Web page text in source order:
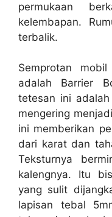
permukaan
kelembapan.
terbalik.
Semprotan
adalah Barrier
tetesan ini
mengering
ini memberikan
dari karat dan
Teksturnya
kalengnya. Itu
yang sulit
lapisan tebal